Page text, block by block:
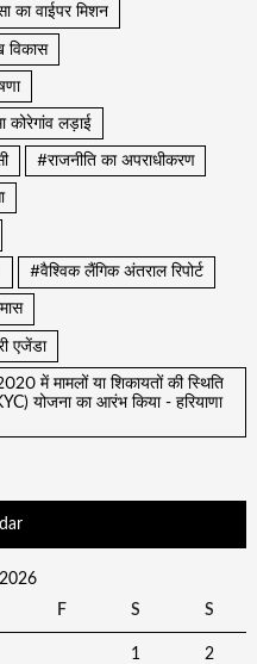
का वाईपर मिशन
विकास
कोरेगांव लड़ाई
#राजनीति का अपराधीकरण
#वैश्विक लैंगिक अंतराल रिपोर्ट
एजेंडा
में मामलों या शिकायतों की स्थिति
योजना का आरंभ किया - हरियाणा
F S S
1 2